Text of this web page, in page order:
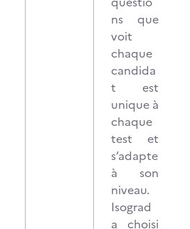
ns que
voit
chaque
candida
t est
unique à
chaque
test et
s’adapte
à son
niveau.
Isograd
a choisi